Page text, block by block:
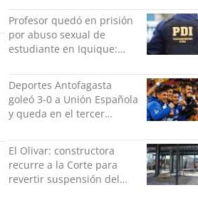
Profesor quedó en prisión
por abuso sexual de
estudiante en Iquique:
Deportes Antofagasta
goleó 3-0 a Unión Española
y queda en el tercer
Ascenso
El Olivar: constructora
recurre a la Corte para
revertir suspensión del